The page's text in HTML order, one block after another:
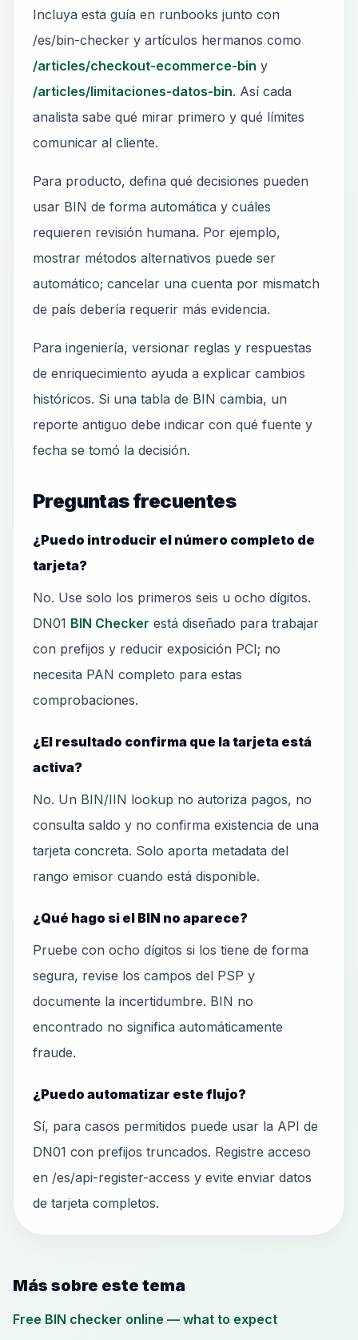
Incluya esta guía en runbooks junto con
/es/bin-checker y artículos hermanos como
/articles/checkout-ecommerce-bin y
/articles/limitaciones-datos-bin. Así cada
analista sabe qué mirar primero y qué límites
comunicar al cliente.
Para producto, defina qué decisiones pueden
usar BIN de forma automática y cuáles
requieren revisión humana. Por ejemplo,
mostrar métodos alternativos puede ser
automático; cancelar una cuenta por mismatch
de país debería requerir más evidencia.
Para ingeniería, versionar reglas y respuestas
de enriquecimiento ayuda a explicar cambios
históricos. Si una tabla de BIN cambia, un
reporte antiguo debe indicar con qué fuente y
fecha se tomó la decisión.
Preguntas frecuentes
¿Puedo introducir el número completo de
tarjeta?
No. Use solo los primeros seis u ocho dígitos.
DN01 BIN Checker está diseñado para trabajar
con prefijos y reducir exposición PCI; no
necesita PAN completo para estas
comprobaciones.
¿El resultado confirma que la tarjeta está
activa?
No. Un BIN/IIN lookup no autoriza pagos, no
consulta saldo y no confirma existencia de una
tarjeta concreta. Solo aporta metadata del
rango emisor cuando está disponible.
¿Qué hago si el BIN no aparece?
Pruebe con ocho dígitos si los tiene de forma
segura, revise los campos del PSP y
documente la incertidumbre. BIN no
encontrado no significa automáticamente
fraude.
¿Puedo automatizar este flujo?
Sí, para casos permitidos puede usar la API de
DN01 con prefijos truncados. Registre acceso
en /es/api-register-access y evite enviar datos
de tarjeta completos.
Más sobre este tema
Free BIN checker online — what to expect